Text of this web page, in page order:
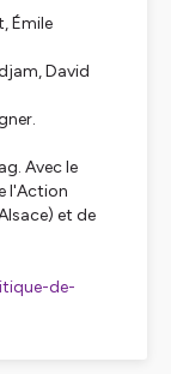
Émile
David
Avec le
l'Action
et de
de-